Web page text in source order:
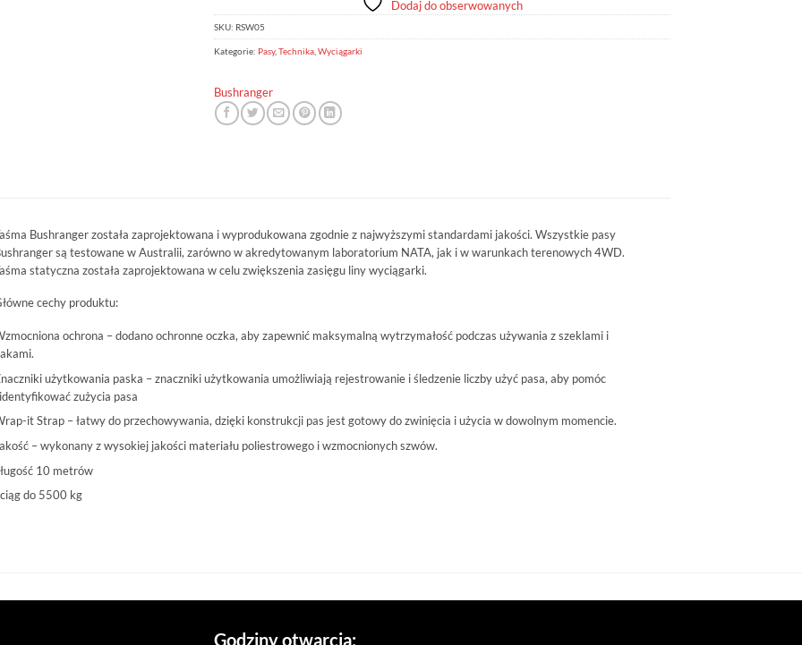
Dodaj do obserwowanych
SKU: RSW05
Kategorie: Pasy, Technika Wyciągarki
Bushranger
Bushranger została zaprojektowana i wyprodukowana zgodnie z najwyższymi standardami jakości. Wszystkie pasy
są testowane w Australii, zarówno w akredytowanym laboratorium NATA, jak i w warunkach terenowych 4WD.
statyczna została zaprojektowana w celu zwiększenia zasięgu liny wyciągarki.
cechy produktu:
ochrona – dodano ochronne oczka, aby zapewnić maksymalną wytrzymałość podczas używania z szeklami i
użytkowania paska – znaczniki użytkowania umożliwiają rejestrowanie i śledzenie liczby użyć pasa, aby pomóc
zużycia pasa
it Strap – łatwy do przechowywania, dzięki konstrukcji pas jest gotowy do zwinięcia i użycia w dowolnym momencie.
– wykonany z wysokiej jakości materiału poliestrowego i wzmocnionych szwów.
10 metrów
do 5500 kg
Godziny otwarcia: